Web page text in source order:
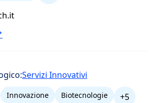
Servizi Innovativi
Innovazione Biotecnologie
+5